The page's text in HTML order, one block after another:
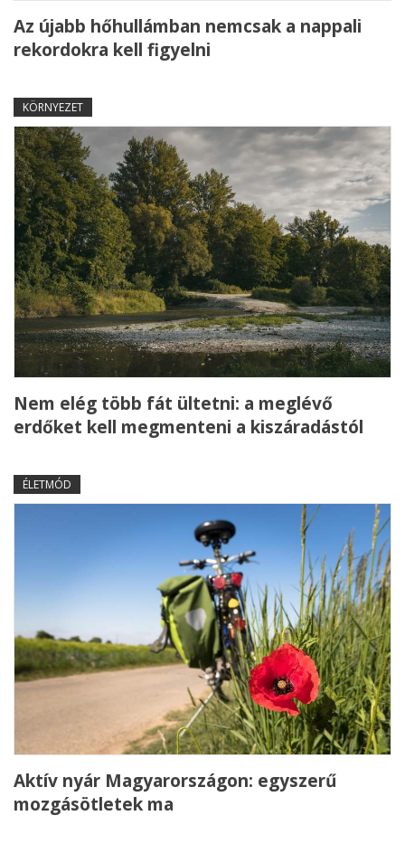
Az újabb hőhullámban nemcsak a nappali
rekordokra kell figyelni
KÖRNYEZET
Nem elég több fát ültetni: a meglévő
erdőket kell megmenteni a kiszáradástól
ÉLETMÓD
Aktív nyár Magyarországon: egyszerű
mozgásötletek ma